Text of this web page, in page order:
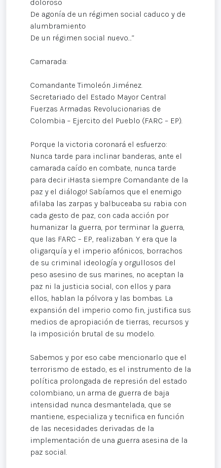
doloroso
De agonía de un régimen social caduco y de
alumbramiento
De un régimen social nuevo…”
Camarada:
Comandante Timoleón Jiménez.
Secretariado del Estado Mayor Central
Fuerzas Armadas Revolucionarias de
Colombia – Ejercito del Pueblo (FARC – EP).
Porque la victoria coronará el esfuerzo:
Nunca tarde para inclinar banderas, ante el
camarada caído en combate, nunca tarde
para decir ¡Hasta siempre Comandante de la
paz y el diálogo! Sabíamos que el enemigo
afilaba las zarpas y balbuceaba su rabia con
cada gesto de paz, con cada acción por
humanizar la guerra, por terminar la guerra,
que las FARC – EP, realizaban. Y era que la
oligarquía y el imperio afónicos, borrachos
de su criminal ideología y orgullosos del
peso asesino de sus marines, no aceptan la
paz ni la justicia social, con ellos y para
ellos, hablan la pólvora y las bombas. La
expansión del imperio como fin, justifica sus
medios de apropiación de tierras, recursos y
la imposición brutal de su modelo.
Sabemos y por eso cabe mencionarlo que el
terrorismo de estado, es el instrumento de la
política prolongada de represión del estado
colombiano, un arma de guerra de baja
intensidad nunca desmantelada, que se
mantiene, especializa y tecnifica en función
de las necesidades derivadas de la
implementación de una guerra asesina de la
paz social.